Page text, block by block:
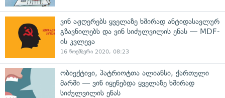
ვინ აჟღერებს ყველაზე ხშირად ანტიდასავლურ
გზავნილებს და ვინ სიძულვილის ენას — MDF-
ის კვლევა
16 ნოემბერი 2020, 08:23
ობიექტივი, პატრიოტთა ალიანსი, ქართული
მარში — ვინ იყენებდა ყველაზე ხშირად
სიძულვილის ენას